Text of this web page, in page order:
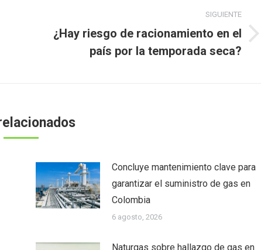
SIGUIENTE
Publicación
¿Hay riesgo de racionamiento en el
país por la temporada seca?
Concluye mantenimiento clave para
garantizar el suministro de gas en
Colombia
6 agosto, 2026
Naturgas sobre hallazgo de gas en